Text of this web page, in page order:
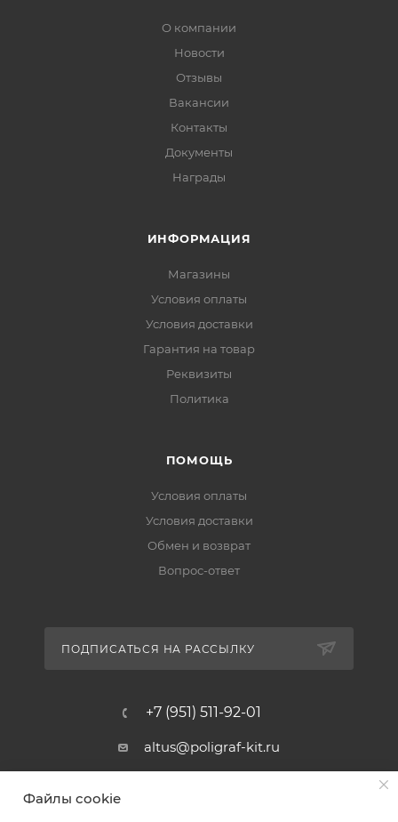
О компании
Новости
Отзывы
Вакансии
Контакты
Документы
Награды
ИНФОРМАЦИЯ
Магазины
Условия оплаты
Условия доставки
Гарантия на товар
Реквизиты
Политика
ПОМОЩЬ
Условия оплаты
Условия доставки
Обмен и возврат
Вопрос-ответ
ПОДПИСАТЬСЯ НА РАССЫЛКУ
+7 (951) 511-92-01
altus@poligraf-kit.ru
Ростовская обл, Аксайский р-н,
Файлы cookie